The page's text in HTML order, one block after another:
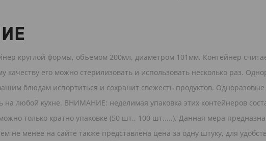
круглой формы, объемом 200мл, диаметром 101мм. Контейнер
качеству его можно стерилизовать и использовать несколько раз.
блюдам испортиться и сохранит свежесть продуктов.
на любой кухне. ВНИМАНИЕ: неделимая упаковка этих контейнеров
только кратно упаковке (50 шт., 100 шт.....). Данная мера
не менее на сайте также представлена цена за одну штуку, для